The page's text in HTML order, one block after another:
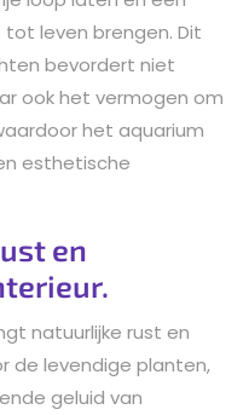
tot leven brengen. Dit
bevordert niet
ook het vermogen om
het aquarium
esthetische
en
natuurlijke rust en
de levendige planten,
geluid van